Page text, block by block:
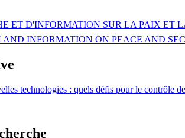
ET D'INFORMATION SUR LA PAIX ET
AND INFORMATION ON PEACE AND
technologies : quels défis pour le contrôle